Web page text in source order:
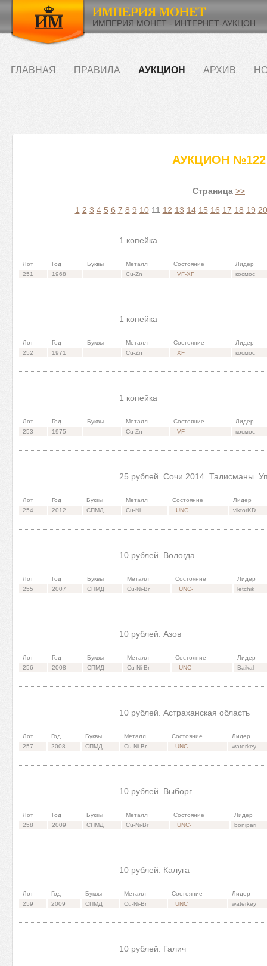
ИМПЕРИЯ МОНЕТ - ИНТЕРНЕТ-АУКЦОН
ГЛАВНАЯ ПРАВИЛА АУКЦИОН АРХИВ
АУКЦИОН №122
Страница >>
1 2 3 4 5 6 7 8 9 10 11 12 13 14 15 16 17 18 19 20
1 копейка
Лот Год Буквы Металл Состояние
Лидер
251
1968 Cu-Zn VF-XF космос
1 копейка
Лот Год Буквы Металл Состояние
Лидер
252
1971 Cu-Zn XF космос
1 копейка
Лот Год Буквы Металл Состояние
Лидер
253
1975 Cu-Zn VF космос
25 рублей. Сочи 2014. Талисманы.
Лот Год Буквы Металл Состояние
Лидер
254
2012 СПМД Cu-Ni UNC viktorKD
10 рублей. Вологда
Лот Год Буквы Металл Состояние
Лидер
255
2007 СПМД Cu-Ni-Br UNC- letchik
10 рублей. Азов
Лот Год Буквы Металл Состояние
Лидер
256
2008 СПМД Cu-Ni-Br UNC- Baikal
10 рублей. Астраханская область
Лот Год Буквы Металл Состояние
Лидер
257
2008 СПМД Cu-Ni-Br UNC- waterkey
10 рублей. Выборг
Лот Год Буквы Металл Состояние
Лидер
258
2009 СПМД Cu-Ni-Br UNC- bonipari
10 рублей. Калуга
Лот Год Буквы Металл Состояние
Лидер
259
2009 СПМД Cu-Ni-Br UNC waterkey
10 рублей. Галич